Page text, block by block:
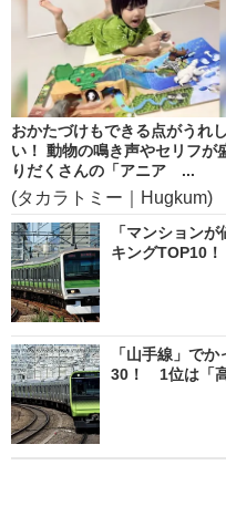
おかたづけもできる点がうれし
い！ 動物の鳴き声やセリフが
りだくさんの「アニア ...
(タカラトミー｜Hugkum)
「マンション
キングTOP10
「山手線」で
30！ 1位は「